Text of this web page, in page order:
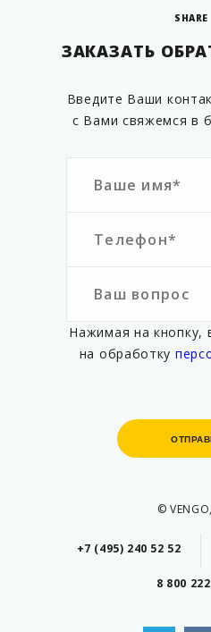
SHARE
ЗАКАЗАТЬ
Введите Ваши
с Вами свяжемся в
Нажимая на кнопку,
на обработку
©
+7 (495) 240 52 52
8 800